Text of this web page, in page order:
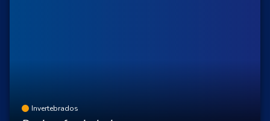
Invertebrados